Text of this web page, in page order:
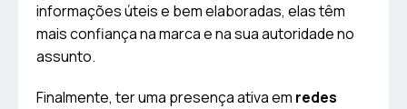
informações úteis e bem elaboradas, elas têm
mais confiança na marca e na sua autoridade no
assunto.
Finalmente, ter uma presença ativa em redes